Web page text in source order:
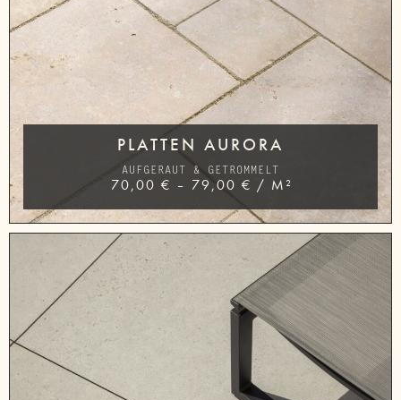
PLATTEN AURORA
AUFGERAUT & GETROMMELT
70,00 € – 79,00 € / M²